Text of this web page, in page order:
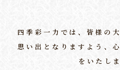
四季彩一力では、皆様の
思い出となりますよう、
をいたしま